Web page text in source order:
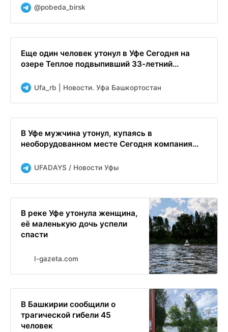
@pobeda_birsk
Еще один человек утонул в Уфе Сегодня на
озере Теплое подвыпивший 33-летний...
Ufa_rb | Новости. Уфа Башкортостан
В Уфе мужчина утонул, купаясь в
необорудованном месте Сегодня компания...
UFADAYS / Новости Уфы
В реке Уфе утонула женщина,
её маленькую дочь успели
спасти
I-gazeta.com
В Башкирии сообщили о
трагической гибели 45
человек